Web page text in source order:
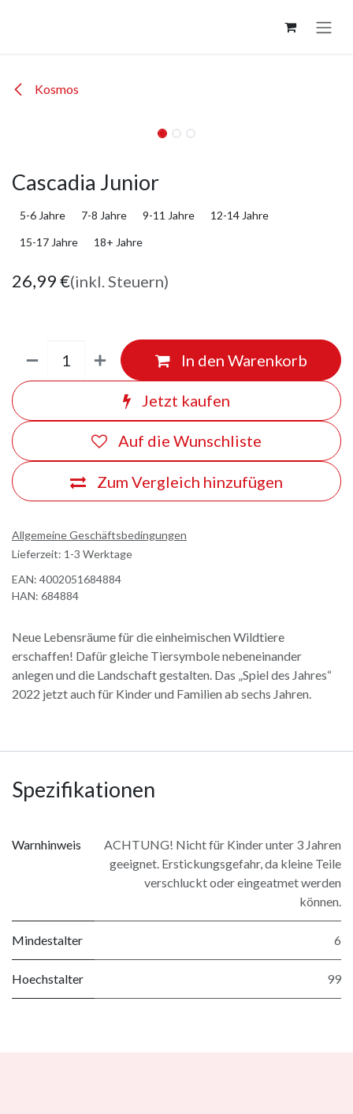
Kosmos
Cascadia Junior
5-6 Jahre 7-8 Jahre 9-11 Jahre
12-14 Jahre
15-17 Jahre
18+ Jahre
26,99€(inkl. Steuern)
In den Warenkorb
Jetzt kaufen
Zum Vergleich hinzufügen
Auf die Wunschliste
Allgemeine Geschäftsbedingungen
Lieferzeit: 1-3 Werktage
EAN: 4002051684884
HAN: 684884
Neue Lebensräume für die einheimischen Wildtiere
erschaffen! Dafür gleiche Tiersymbole nebeneinander
anlegen und die Landschaft gestalten. Das „Spiel des Jahres“
2022 jetzt auch für Kinder und Familien ab sechs Jahren.
Spezifikationen
Warnhinweis
ACHTUNG! Nicht für Kinder unter 3 Jahren
geeignet. Erstickungsgefahr, da kleine Teile
verschluckt oder eingeatmet werden
können.
Mindestalter 6
Hoechstalter 99